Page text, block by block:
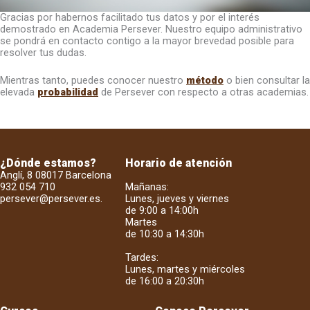
Gracias por habernos facilitado tus datos y por el interés
demostrado en Academia Persever. Nuestro equipo administrativo
se pondrá en contacto contigo a la mayor brevedad posible para
resolver tus dudas.
Mientras tanto, puedes conocer nuestro método o bien consultar la
elevada probabilidad de Persever con respecto a otras academias.
¿Dónde estamos?
Anglí, 8 08017 Barcelona
932 054 710
persever@persever.es.
Horario de atención
Mañanas:
Lunes, jueves y viernes
de 9:00 a 14:00h
Martes
de 10:30 a 14:30h
Tardes:
Lunes, martes y miércoles
de 16:00 a 20:30h